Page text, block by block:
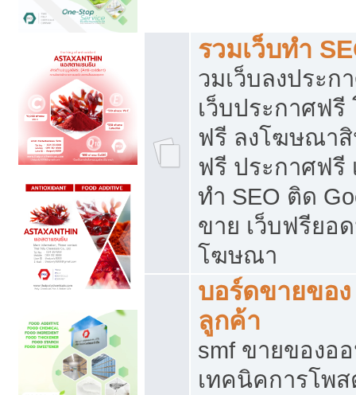
รวมเว็บทำ
วมเว็บลงประก
เว็บประกาศฟ
ฟรี ลงโฆษณา
ฟรี ประกาศฟรี
ทำ SEO ติด
ขาย เว็บฟรียอ
โฆษณา
บอร์ดขายของ
ลูกค้า
smf ขายของอ
เทคนิคการโพ